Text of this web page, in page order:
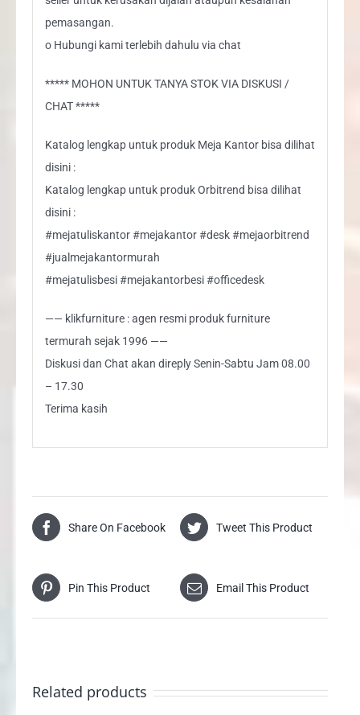
pemasangan.
o Hubungi kami terlebih dahulu via chat
***** MOHON UNTUK TANYA STOK VIA DISKUSI /
CHAT *****
Katalog lengkap untuk produk Meja Kantor bisa dilihat
disini :
Katalog lengkap untuk produk Orbitrend bisa dilihat
disini :
#mejatuliskantor #mejakantor #desk #mejaorbitrend
#jualmejakantormurah
#mejatulisbesi #mejakantorbesi #officedesk
—— klikfurniture : agen resmi produk furniture
termurah sejak 1996 ——
Diskusi dan Chat akan direply Senin-Sabtu Jam 08.00
– 17.30
Terima kasih
Share On Facebook Tweet This Product
Pin This Product Email This Product
Related products